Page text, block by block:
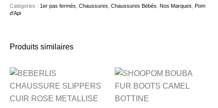
Catégories : 1er pas fermés ,Chaussures ,Chaussures Bébés ,Nos Marques ,Pom
d'Api
Produits similaires